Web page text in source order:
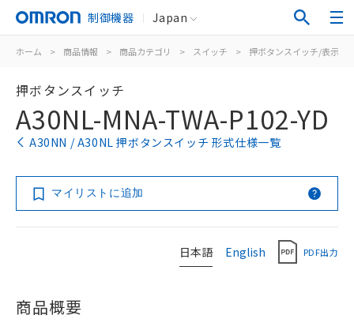
制御機器 Japan
ホーム > 商品情報 > 商品カテゴリ > スイッチ > 押ボタンスイッチ/表示灯
押ボタンスイッチ
A30NL-MNA-TWA-P102-YD
A30NN / A30NL 押ボタンスイッチ 形式仕様一覧
マイリストに追加
日本語 English PDF出力
商品概要